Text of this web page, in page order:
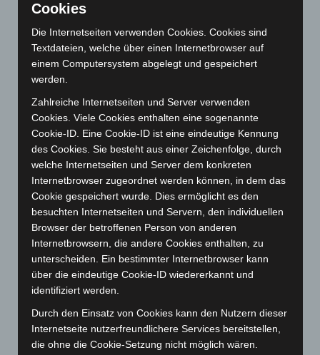
Juli 2026(73)
Juni 2026(139)
Mai 2026(99)
April 2026
März 2026(115)
Februar 2026(109)
Januar 2026(122)
Dezember 2025(103)
November 2025(114)
Oktober 2025(112)
September 2025(93)
August 2025 (90)
Juli 2025(90)
Juni 2025(103)
Mai 2025(112)
April 2025
(88)
Cookies
Die Internetseiten verwenden Cookies. Cookies sind
Textdateien, welche über einen Internetbrowser auf
einem Computersystem abgelegt und gespeichert
werden.
Zahlreiche Internetseiten und Server verwenden
Cookies. Viele Cookies enthalten eine sogenannte
Cookie-ID. Eine Cookie-ID ist eine eindeutige Kennung
des Cookies. Sie besteht aus einer Zeichenfolge, durch
welche Internetseiten und Server dem konkreten
Internetbrowser zugeordnet werden können, in dem das
Cookie gespeichert wurde. Dies ermöglicht es den
besuchten Internetseiten und Servern, den individuellen
Browser der betroffenen Person von anderen
Internetbrowsern, die andere Cookies enthalten, zu
unterscheiden. Ein bestimmter Internetbrowser kann
über die eindeutige Cookie-ID wiedererkannt und
identifiziert werden.
Durch den Einsatz von Cookies kann den Nutzern dieser
Internetseite nutzerfreundlichere Services bereitstellen,
die ohne die Cookie-Setzung nicht möglich wären.